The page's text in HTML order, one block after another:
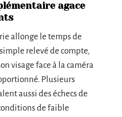
agace
allonge le temps de
relevé de compte,
visage face à la caméra
Plusieurs
aussi des échecs de
de faible